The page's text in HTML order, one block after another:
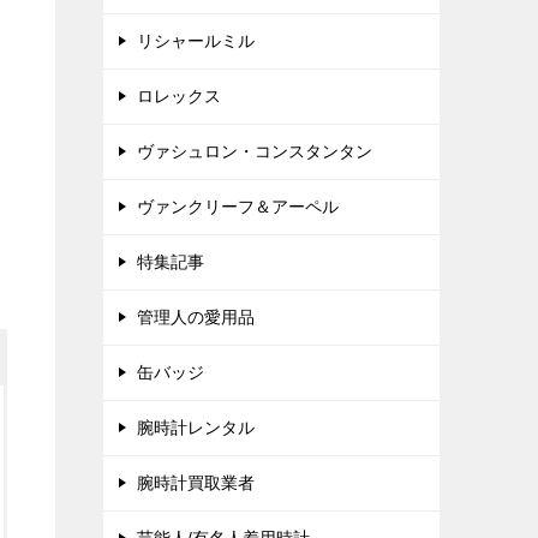
リシャールミル
ロレックス
ヴァシュロン・コンスタンタン
ヴァンクリーフ＆アーペル
特集記事
管理人の愛用品
缶バッジ
腕時計レンタル
腕時計買取業者